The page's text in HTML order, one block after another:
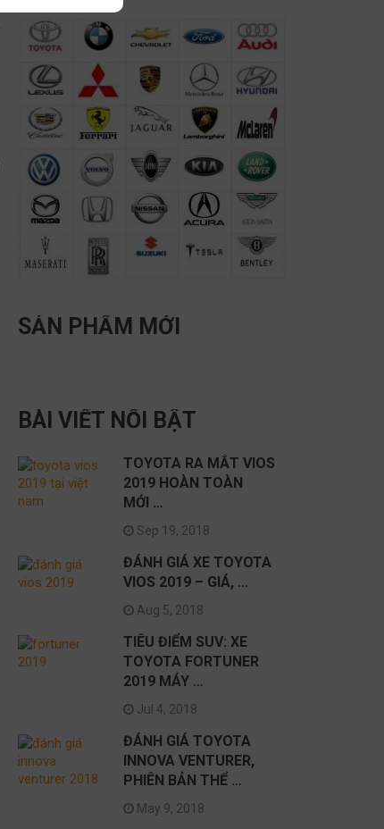
SẢN PHẨM MỚI
BÀI VIẾT NỔI BẬT
TOYOTA RA MẮT VIOS
2019 HOÀN TOÀN
MỚI …
Sep 19, 2018
ĐÁNH GIÁ XE TOYOTA
VIOS 2019 – GIÁ, …
Aug 5, 2018
TIÊU ĐIỂM SUV: XE
TOYOTA FORTUNER
2019 MÁY …
Jul 4, 2018
ĐÁNH GIÁ TOYOTA
INNOVA VENTURER,
PHIÊN BẢN THỂ …
May 9, 2018